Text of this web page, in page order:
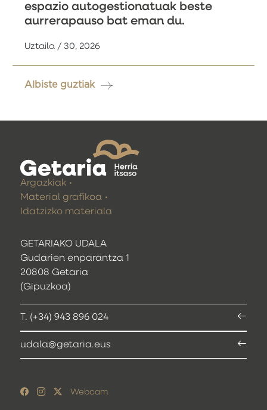
espazio autogestionatuak beste
aurrerapauso bat eman du.
Uztaila / 30, 2026
Albiste guztiak
GETARIAKO UDALA
Gudarien enparantza 1
20808 Getaria
(Gipuzkoa)
T. (+34) 943 896 024
udala@getaria.eus
Argazkiak
Material grafikoa
Idatzizko materiala
Webcam